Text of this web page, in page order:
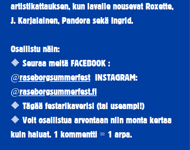
artistikattauksen, kun lavalle nousevat Roxette,
J. Karjalainen, Pandora sekä Ingrid.
Osallistu näin:
🔶 Seuraa meitä FACEBOOK :
@raseborgsummerfest INSTAGRAM:
@raseborgsummerfest.fi
🔶 Tägää festarikaverisi (tai useampi!)
🔶 Voit osallistua arvontaan niin monta kertaa
kuin haluat. 1 kommentti = 1 arpa.